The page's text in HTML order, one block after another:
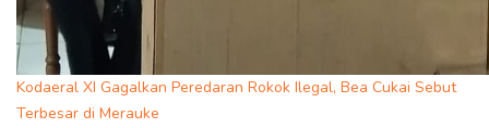
Kodaeral XI Gagalkan Peredaran Rokok Ilegal, Bea Cukai Sebut
Terbesar di Merauke